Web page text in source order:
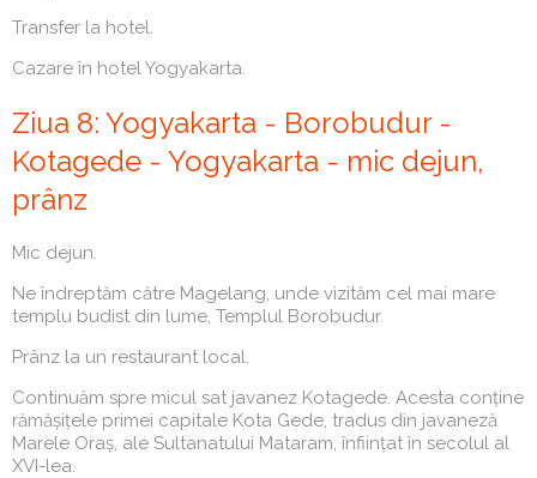
Transfer la hotel.
Cazare în hotel Yogyakarta.
Ziua 8: Yogyakarta - Borobudur -
Kotagede - Yogyakarta - mic dejun,
prânz
Mic dejun.
Ne îndreptăm către Magelang, unde vizităm cel mai mare
templu budist din lume, Templul Borobudur.
Prânz la un restaurant local.
Continuăm spre micul sat javanez Kotagede. Acesta conține
rămășițele primei capitale Kota Gede, tradus din javaneză
Marele Oraș, ale Sultanatului Mataram, înființat în secolul al
XVI-lea.